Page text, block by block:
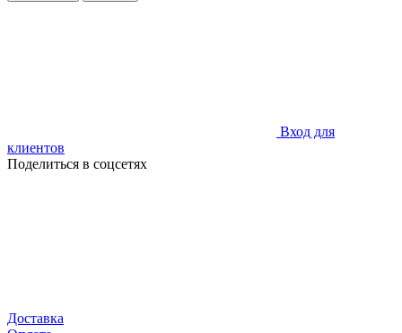
Вход для
клиентов
Поделиться в соцсетях
Доставка